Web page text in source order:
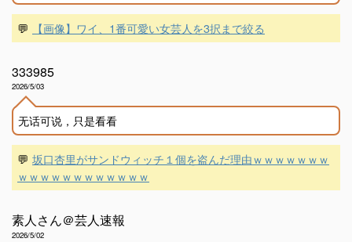
💬 【画像】ワイ、1番可愛い女芸人を3択まで絞る
333985
2026/5/03
无话可说，只是看看
💬 坂口杏里がサンドウィッチ１個を盗んだ理由ｗｗｗｗｗｗｗ
ｗｗｗｗｗｗｗｗｗｗｗｗ
素人さん＠芸人速報
2026/5/02